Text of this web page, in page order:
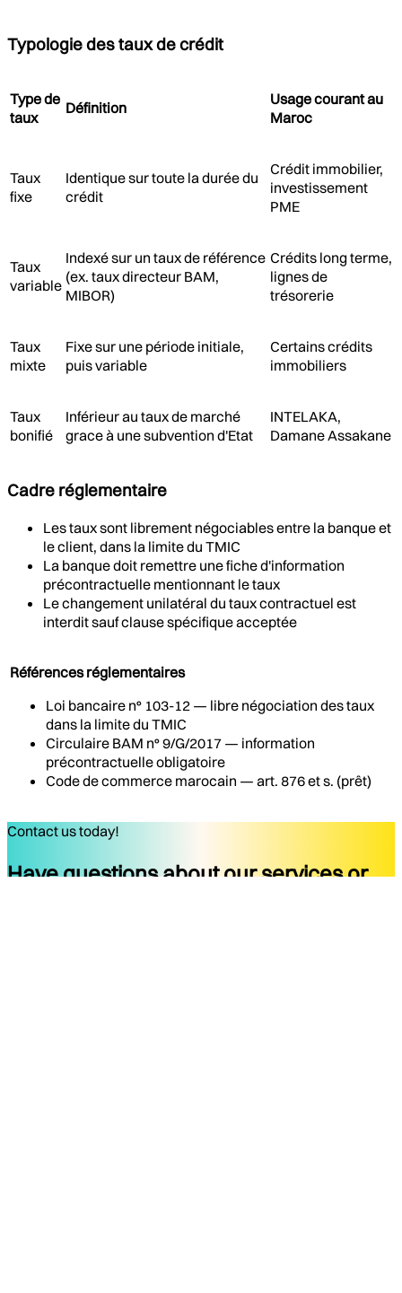
Typologie des taux de crédit
Type de
taux
Définition
Usage courant au
Maroc
Taux
fixe
Identique sur toute la durée du
crédit
Crédit immobilier,
investissement
PME
Taux
variable
Indexé sur un taux de référence
(ex. taux directeur BAM,
MIBOR)
Crédits long terme,
lignes de
trésorerie
Taux
mixte
Fixe sur une période initiale,
puis variable
Certains crédits
immobiliers
Taux
bonifié
Inférieur au taux de marché
grace à une subvention d'Etat
INTELAKA,
Damane Assakane
Cadre réglementaire
Les taux sont librement négociables entre la banque et
le client, dans la limite du TMIC
La banque doit remettre une fiche d'information
précontractuelle mentionnant le taux
Le changement unilatéral du taux contractuel est
interdit sauf clause spécifique acceptée
Références réglementaires
Loi bancaire n° 103-12 — libre négociation des taux
dans la limite du TMIC
Circulaire BAM n° 9/G/2017 — information
précontractuelle obligatoire
Code de commerce marocain — art. 876 et s. (prêt)
Contact us today!
Have questions about our services or